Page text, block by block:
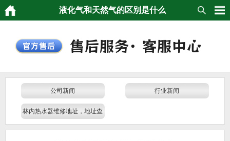
液化气和天然气的区别是什么
公司新闻 行业新闻
林内热水器维修地址，地址查